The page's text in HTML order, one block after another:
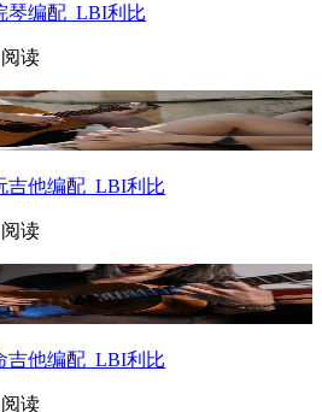
琴编配_LBI利比
读
吉他编配_LBI利比
读
吉他编配_LBI利比
阅读